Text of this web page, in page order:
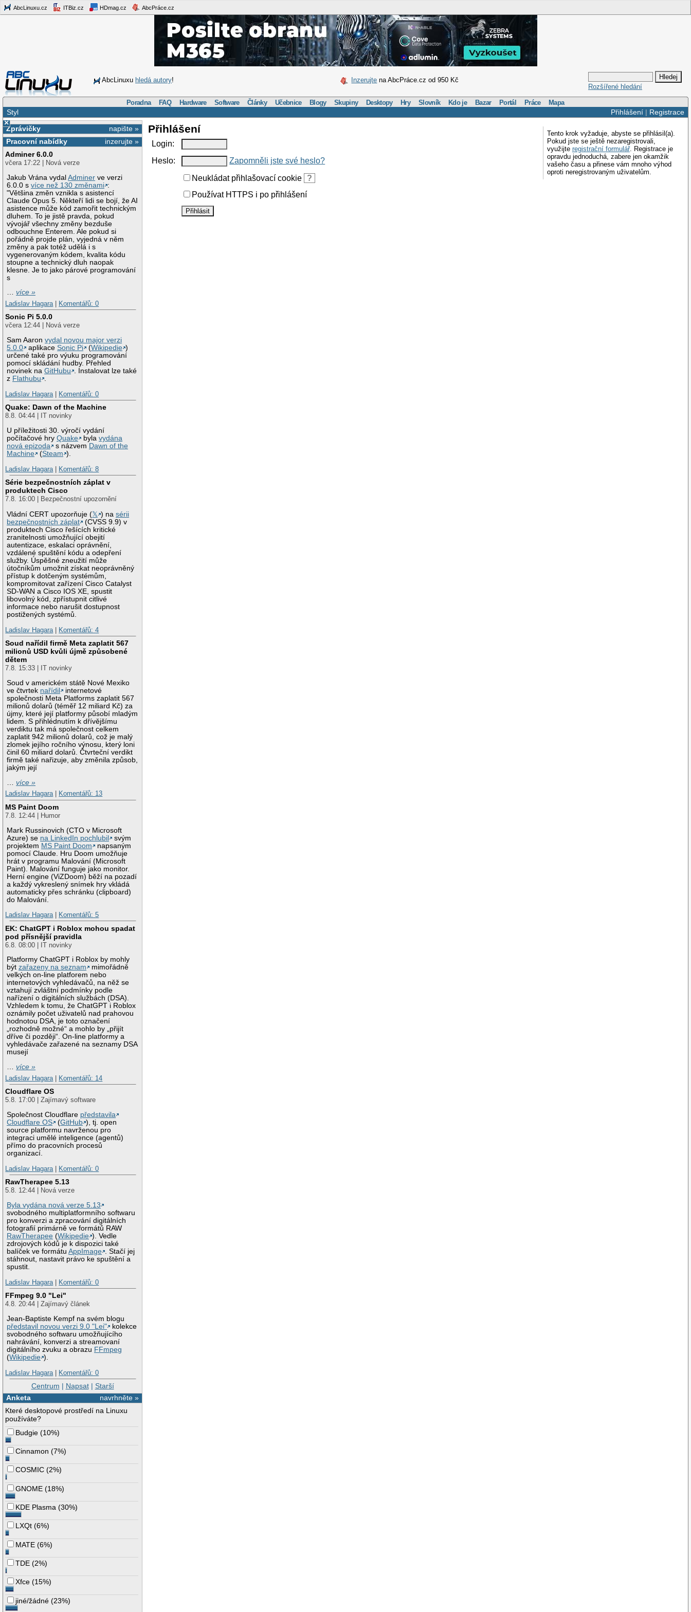
AbcLinuxu.cz ITBiz.cz HDmag.cz AbcPráce.cz
AbcLinuxu hledá autory! Inzerujte na AbcPráce.cz od 950 Kč
Rozšířené hledání
Poradna FAQ Hardware Software Články Učebnice Blogy Skupiny Desktopy Hry Slovník Kdo je Bazar Portál Práce Mapa
Přihlášení| Registrace
Styl
×
napište »
Zprávičky
inzerujte »
Pracovní nabídky
Adminer 6.0.0
včera 17:22 | Nová verze
Jakub Vrána vydalAdminer ve verzi
6.0.0 svíce než 130 změnami :
"Většina změn vznikla s asistencí
Claude Opus 5. Někteří lidi se bojí, že AI
asistence může kód zamořit technickým
dluhem. To je jistě pravda, pokud
vývojář všechny změny bezduše
odbouchne Enterem. Ale pokud si
pořádně projde plán, vyjedná v něm
změny a pak totéž udělá i s
vygenerovaným kódem, kvalita kódu
stoupne a technický dluh naopak
klesne. Je to jako párové programování
s
…více »
Ladislav Hagara
Komentářů: 0
Sonic Pi 5.0.0
včera 12:44 | Nová verze
Sam Aaronvydal novou major verzi
5.0.0
aplikaceSonic Pi (Wikipedie )
určené také pro výuku programování
pomocí skládání hudby. Přehled
novinek naGitHubu . Instalovat lze také
z Flathubu .
Ladislav Hagara
Komentářů: 0
Quake: Dawn of the Machine
8.8. 04:44 | IT novinky
U příležitosti 30. výročí vydání
počítačové hryQuake bylavydána
nová epizoda
s názvem Dawn of the
Machine
(Steam ).
Ladislav Hagara
Komentářů: 8
Série bezpečnostních záplat v
produktech Cisco
7.8. 16:00 | Bezpečnostní upozornění
Vládní CERT upozorňuje (𝕏 ) nasérii
bezpečnostních záplat
(CVSS 9.9) v
produktech Cisco řešících kritické
zranitelnosti umožňující obejití
autentizace, eskalaci oprávnění,
vzdálené spuštění kódu a odepření
služby. Úspěšné zneužití může
útočníkům umožnit získat neoprávněný
přístup k dotčeným systémům,
kompromitovat zařízení Cisco Catalyst
SD-WAN a Cisco IOS XE, spustit
libovolný kód, zpřístupnit citlivé
informace nebo narušit dostupnost
postižených systémů.
Ladislav Hagara
Komentářů: 4
Soud nařídil firmě Meta zaplatit 567
milionů USD kvůli újmě způsobené
dětem
7.8. 15:33 | IT novinky
Soud v americkém státě Nové Mexiko
ve čtvrtek nařídil
internetové
společnosti Meta Platforms zaplatit 567
milionů dolarů (téměř 12 miliard Kč) za
újmy, které její platformy působí mladým
lidem. S přihlédnutím k dřívějšímu
verdiktu tak má společnost celkem
zaplatit 942 milionů dolarů, což je malý
zlomek jejího ročního výnosu, který loni
činil 60 miliard dolarů. Čtvrteční verdikt
firmě také nařizuje, aby změnila způsob,
jakým její
…více »
Ladislav Hagara| Komentářů: 13
MS Paint Doom
7.8. 12:44 | Humor
Mark Russinovich (CTO v Microsoft
Azure) se na LinkedIn pochlubil
svým
projektem MS Paint Doom
napsaným
pomocí Claude. Hru Doom umožňuje
hrát v programu Malování (Microsoft
Paint). Malování funguje jako monitor.
Herní engine (ViZDoom) běží na pozadí
a každý vykreslený snímek hry vkládá
automaticky přes schránku (clipboard)
do Malování.
Ladislav Hagara| Komentářů: 5
EK: ChatGPT i Roblox mohou spadat
pod přísnější pravidla
6.8. 08:00 | IT novinky
Platformy ChatGPT i Roblox by mohly
býtzařazeny na seznam
mimořádně
velkých on-line platforem nebo
internetových vyhledávačů, na něž se
vztahují zvláštní podmínky podle
nařízení o digitálních službách (DSA).
Vzhledem k tomu, že ChatGPT i Roblox
oznámily počet uživatelů nad prahovou
hodnotou DSA, je toto označení
„rozhodně možné“ a mohlo by „přijít
dříve či později“. On-line platformy a
vyhledávače zařazené na seznamy DSA
musejí
…více »
Ladislav Hagara | Komentářů: 14
Cloudflare OS
5.8. 17:00 | Zajímavý software
Společnost Cloudflare představila
Cloudflare OS
(GitHub ), tj. open
source platformu navrženou pro
integraci umělé inteligence (agentů)
přímo do pracovních procesů
organizací.
Ladislav Hagara | Komentářů: 0
RawTherapee 5.13
5.8. 12:44 | Nová verze
Byla vydána nová verze 5.13
svobodného multiplatformního softwaru
pro konverzi a zpracování digitálních
fotografií primárně ve formátů RAW
RawTherapee (Wikipedie ). Vedle
zdrojových kódů je k dispozici také
balíček ve formátuAppImage
. Stačí jej
stáhnout, nastavit právo ke spuštění a
spustit.
Ladislav Hagara | Komentářů: 0
FFmpeg 9.0 "Lei"
4.8. 20:44 | Zajímavý článek
Jean-Baptiste Kempf na svém blogu
představil novou verzi 9.0 "Lei"
kolekce
svobodného softwaru umožňujícího
nahrávání, konverzi a streamovaní
digitálního zvuku a obrazu FFmpeg
(Wikipedie ).
Ladislav Hagara | Komentářů: 0
Centrum | Napsat| Starší
navrhněte »
Anketa
Které desktopové prostředí na Linuxu
používáte?
Budgie (10%)
Cinnamon (7%)
COSMIC (2%)
GNOME (18%)
KDE Plasma (30%)
LXQt (6%)
MATE (6%)
TDE (2%)
Xfce (15%)
jiné/žádné (23%)
Tento krok vyžaduje, abyste se přihlásil(a).
Pokud jste se ještě nezaregistrovali,
využijte registrační formulář. Registrace je
opravdu jednoduchá, zabere jen okamžik
vašeho času a přinese vám mnoho výhod
oproti neregistrovaným uživatelům.
Přihlášení
Login:
Heslo:
Zapomněli jste své heslo?
Neukládat přihlašovací cookie
?
Používat HTTPS i po přihlášení